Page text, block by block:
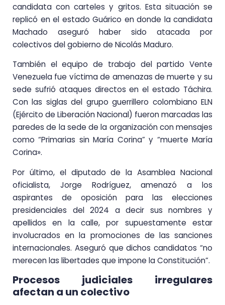
candidata con carteles y gritos. Esta situación se
replicó en el estado Guárico en donde la candidata
Machado aseguró haber sido atacada por
colectivos del gobierno de Nicolás Maduro.
También el equipo de trabajo del partido Vente
Venezuela fue víctima de amenazas de muerte y su
sede sufrió ataques directos en el estado Táchira.
Con las siglas del grupo guerrillero colombiano ELN
(Ejército de Liberación Nacional) fueron marcadas las
paredes de la sede de la organización con mensajes
como “Primarias sin María Corina” y “muerte María
Corina».
Por último, el diputado de la Asamblea Nacional
oficialista, Jorge Rodríguez, amenazó a los
aspirantes de oposición para las elecciones
presidenciales del 2024 a decir sus nombres y
apellidos en la calle, por supuestamente estar
involucrados en la promociones de las sanciones
internacionales. Aseguró que dichos candidatos “no
merecen las libertades que impone la Constitución”.
Procesos judiciales irregulares
afectan a un colectivo